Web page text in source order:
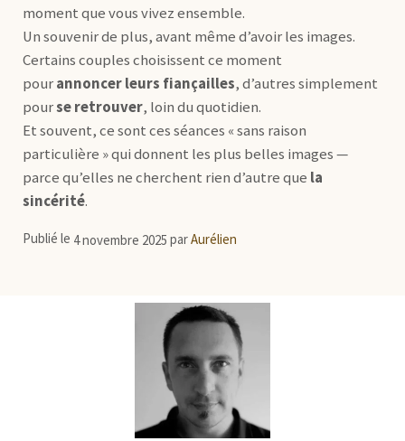
moment que vous vivez ensemble.
Un souvenir de plus, avant même d’avoir les images.
Certains couples choisissent ce moment
pourannoncer leurs fiançailles, d’autres simplement
pourse retrouver, loin du quotidien.
Et souvent, ce sont ces séances « sans raison
particulière » qui donnent les plus belles images —
parce qu’elles ne cherchent rien d’autre que la
sincérité.
Publié le 4 novembre 2025 parAurélien